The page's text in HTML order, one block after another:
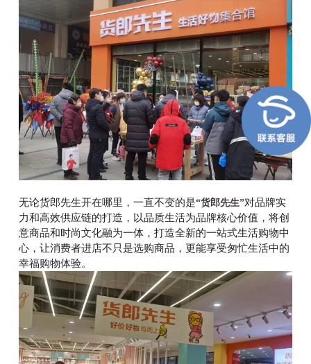
无论货郎先生开在哪里，一直不变的是“货郎先生”对品牌实
力和高效供应链的打造，以品质生活为品牌核心价值，将创
意商品和时尚文化融为一体，打造全新的一站式生活购物中
心，让消费者进店不只是选购商品，更能享受匆忙生活中的
幸福购物体验。